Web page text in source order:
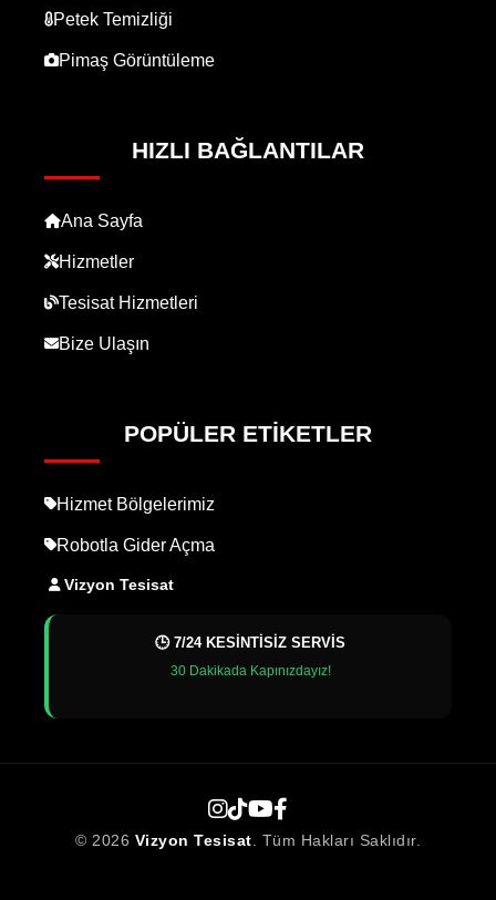
Petek Temizliği
Pimaş Görüntüleme
HIZLI BAĞLANTILAR
Ana Sayfa
Hizmetler
Tesisat Hizmetleri
Bize Ulaşın
POPÜLER ETIKETLER
Hizmet Bölgelerimiz
Robotla Gider Açma
Vizyon Tesisat
🕒 7/24 KESİNTİSİZ SERVİS
30 Dakikada Kapınızdayız!
© 2026 Vizyon Tesisat. Tüm Hakları Saklıdır.